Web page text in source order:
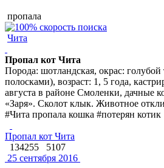
пропала
Чита
Пропал кот Чита
Порода: шотландская, окрас:
полосками), возраст: 1, 5 года,
августа в районе Смоленки, дачные
«Заря». Сколот клык. Животное
#Чита пропала кошка #потерян котик
Пропал кот Чита
134255
5107
25 сентября 2016